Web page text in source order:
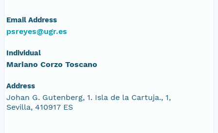
Email Address
psreyes@ugr.es
Individual
Mariano Corzo Toscano
Address
Johan G. Gutenberg, 1. Isla de la Cartuja., 1,
Sevilla, 410917 ES